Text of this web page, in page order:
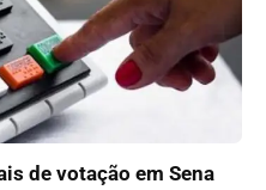
de votação em Sena